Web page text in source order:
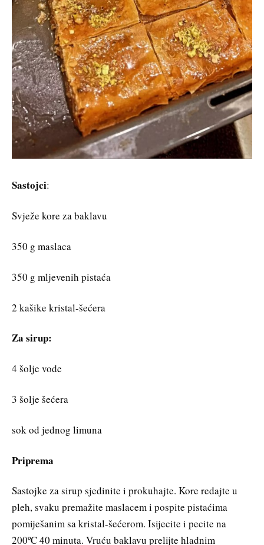
Sastojci:
Svježe kore za baklavu
350 g maslaca
350 g mljevenih pistaća
2 kašike kristal-šećera
Za sirup:
4 šolje vode
3 šolje šećera
sok od jednog limuna
Priprema
Sastojke za sirup sjedinite i prokuhajte. Kore redajte u
pleh, svaku premažite maslacem i pospite pistaćima
pomiješanim sa kristal-šećerom. Isijecite i pecite na
200ºC 40 minuta. Vruću baklavu prelijte hladnim